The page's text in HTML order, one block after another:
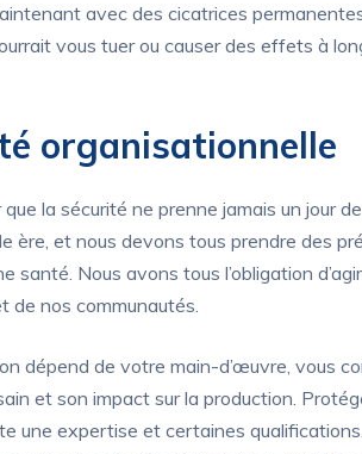
avec des cicatrices
vous tuer ou causer des effets à
organisationnelle
la sécurité ne prenne jamais un jour
ère, et nous devons tous prendre des
santé. Nous avons tous l’obligation
de nos communautés.
dépend de votre main-d’œuvre, vous
et son impact sur la production.
une expertise et certaines